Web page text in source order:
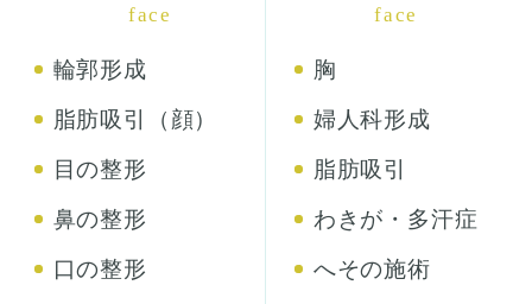
face
輪郭形成
脂肪吸引（顔）
目の整形
鼻の整形
口の整形
face
胸
婦人科形成
脂肪吸引
わきが・多汗症
へその施術